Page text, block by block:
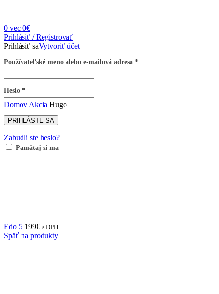
0 vec 0€
Prihlásiť / Registrovať
Prihlásiť saVytvoriť účet
Používateľské meno alebo e-mailová adresa *
Heslo *
PRIHLÁSTE SA
Zabudli ste heslo?
Pamätaj si ma
Domov Akcia Hugo
Edo 5 199€ s DPH
Späť na produkty